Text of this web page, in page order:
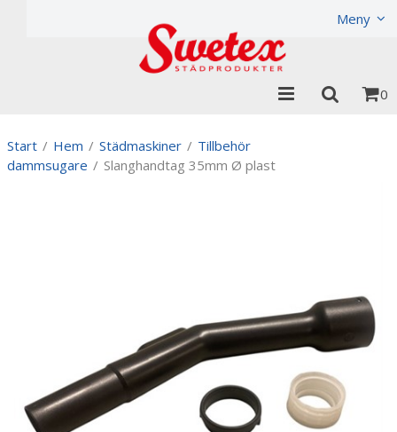
Meny
0
Start / Hem / Städmaskiner / Tillbehör
dammsugare / Slanghandtag 35mm Ø plast